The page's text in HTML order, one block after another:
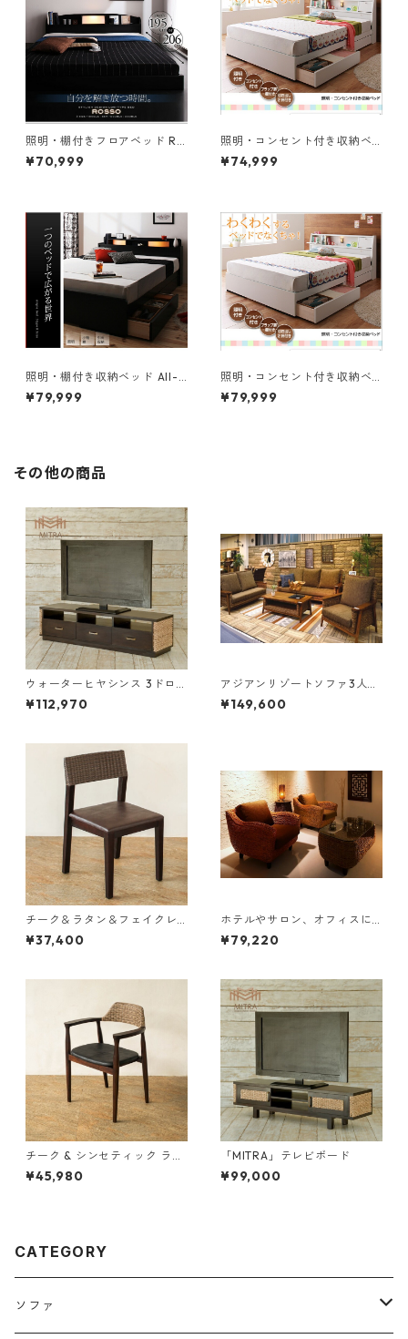
照明・棚付きフロアベッド RO
SSO ロッソ ポケットコイルマ
ットレス付き ダブル レギュラ
¥70,999
照明・コンセント付き収納ベ
ッド Miana ミアーナ ベッドフ
レームのみ ダブル
¥74,999
照明・棚付き収納ベッド All-o
ne オールワン ボンネルコイル
マットレス付き ダブル
¥79,999
照明・コンセント付き収納ベ
ッド Miana ミアーナ ボンネル
コイルマットレス付き ダブル
¥79,999
その他の商品
ウォーターヒヤシンス 3ドロア
ー テレビボード
¥112,970
アジアンリゾートソファ3人掛
け
¥149,600
チーク＆ラタン＆フェイクレ
ザー ダイニングチェア
¥37,400
ホテルやサロン、オフィスに
も 高級リラクシングヒヤシン
スソファ Lamama ラママ １
¥79,220
チーク & シンセティック ラタ
ン ダイニングチェア
¥45,980
「MITRA」テレビボード
¥99,000
CATEGORY
ソファ